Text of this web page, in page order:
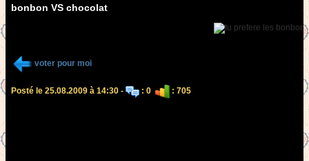
bonbon VS chocolat
voter pour moi
Posté le 25.08.2009 à 14:30 - : 0 : 705